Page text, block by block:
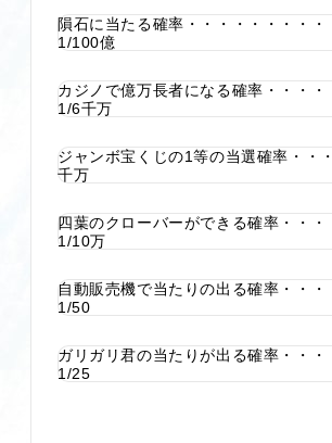
隕石に当たる確率・・・・・・・・・
1/100億
カジノで億万長者になる確率・・・・
1/6千万
ジャンボ宝くじの1等の当選確率・・
千万
四葉のクローバーができる確率・・・
1/10万
自動販売機で当たりの出る確率・・・
1/50
ガリガリ君の当たりが出る確率・・・
1/25